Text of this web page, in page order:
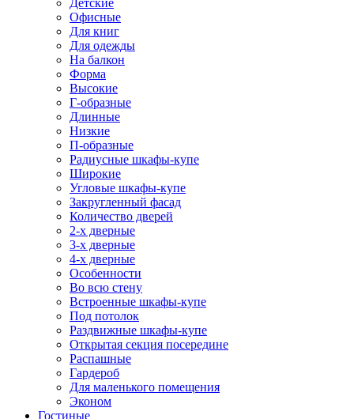
Детские
Офисные
Для книг
Для одежды
На балкон
Форма
Высокие
Г-образные
Длинные
Низкие
П-образные
Радиусные шкафы-купе
Широкие
Угловые шкафы-купе
Закругленный фасад
Количество дверей
2-х дверные
3-х дверные
4-х дверные
Особенности
Во всю стену
Встроенные шкафы-купе
Под потолок
Раздвижные шкафы-купе
Открытая секция посередине
Распашные
Гардероб
Для маленького помещения
Эконом
Гостиные